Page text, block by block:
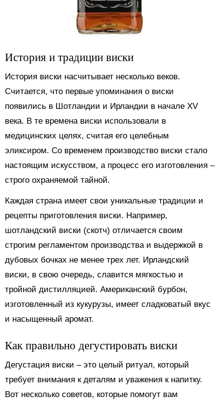
История и традиции виски
История виски насчитывает несколько веков.
Считается, что первые упоминания о виски
появились в Шотландии и Ирландии в начале XV
века. В те времена виски использовали в
медицинских целях, считая его целебным
эликсиром. Со временем производство виски стало
настоящим искусством, а процесс его изготовления –
строго охраняемой тайной.
Каждая страна имеет свои уникальные традиции и
рецепты приготовления виски. Например,
шотландский виски (скотч) отличается своим
строгим регламентом производства и выдержкой в
дубовых бочках не менее трех лет. Ирландский
виски, в свою очередь, славится мягкостью и
тройной дистилляцией. Американский бурбон,
изготовленный из кукурузы, имеет сладковатый вкус
и насыщенный аромат.
Как правильно дегустировать виски
Дегустация виски – это целый ритуал, который
требует внимания к деталям и уважения к напитку.
Вот несколько советов, которые помогут вам